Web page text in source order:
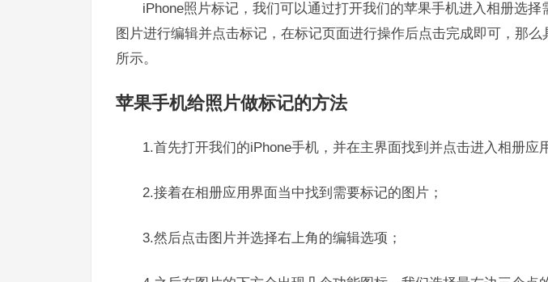
iPhone照片标记，我们可以通过打开我们的苹果手机进入相册选
图片进行编辑并点击标记，在标记页面进行操作后点击完成即可，那
所示。
苹果手机给照片做标记的方法
1.首先打开我们的iPhone手机，并在主界面找到并点击进入相册应
2.接着在相册应用界面当中找到需要标记的图片；
3.然后点击图片并选择右上角的编辑选项；